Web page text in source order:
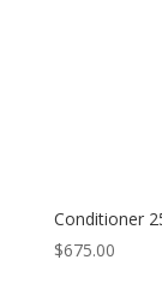
Conditioner
$675.00